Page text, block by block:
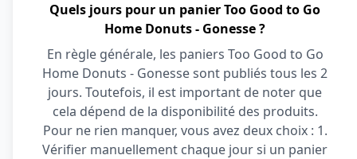
Quels jours pour un panier Too Good to Go
Home Donuts - Gonesse ?
En règle générale, les paniers Too Good to Go
Home Donuts - Gonesse sont publiés tous les 2
jours. Toutefois, il est important de noter que
cela dépend de la disponibilité des produits.
Pour ne rien manquer, vous avez deux choix : 1.
Vérifier manuellement chaque jour si un panier